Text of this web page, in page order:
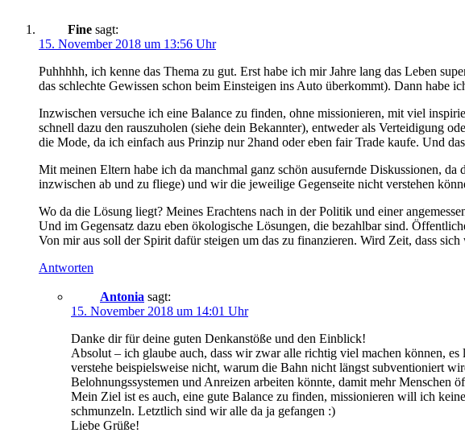
Fine sagt:
15. November 2018 um 13:56 Uhr
Puhhhhh, ich kenne das Thema zu gut. Erst habe ich mir Jahre lang das Leben
das schlechte Gewissen schon beim Einsteigen ins Auto überkommt). Dann
Inzwischen versuche ich eine Balance zu finden, ohne missionieren, mit viel
schnell dazu den rauszuholen (siehe dein Bekannter), entweder als Verteidigung
die Mode, da ich einfach aus Prinzip nur 2hand oder eben fair Trade kaufe. Und
Mit meinen Eltern habe ich da manchmal ganz schön ausufernde Diskussionen,
inzwischen ab und zu fliege) und wir die jeweilige Gegenseite nicht verstehen
Wo da die Lösung liegt? Meines Erachtens nach in der Politik und einer
Und im Gegensatz dazu eben ökologische Lösungen, die bezahlbar sind.
Von mir aus soll der Spirit dafür steigen um das zu finanzieren. Wird Zeit, dass
Antworten
Antonia sagt:
15. November 2018 um 14:01 Uhr
Danke dir für deine guten Denkanstöße und den Einblick!
Absolut – ich glaube auch, dass wir zwar alle richtig viel machen können,
verstehe beispielsweise nicht, warum die Bahn nicht längst subventioniert
Belohnungssystemen und Anreizen arbeiten könnte, damit mehr Menschen
Mein Ziel ist es auch, eine gute Balance zu finden, missionieren will ich
schmunzeln. Letztlich sind wir alle da ja gefangen :)
Liebe Grüße!